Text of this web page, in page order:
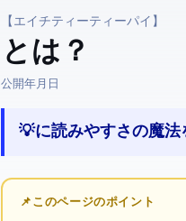
【エイチティーティーパイ】
HTTPie とは？
公開:2026年3月29日
💡 curlに読みやすさの魔法
📌 このページのポイント